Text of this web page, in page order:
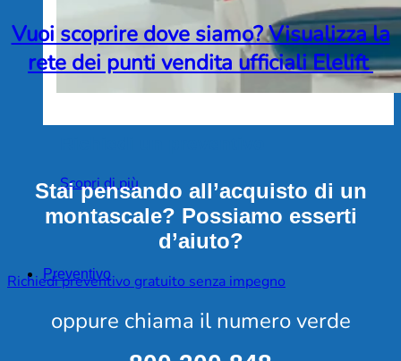
Scopri di più
Preventivo
Vuoi scoprire dove siamo? Visualizza la
rete dei punti vendita ufficiali Elelift
Stai pensando all’acquisto di un
montascale? Possiamo esserti
d’aiuto?
Richiedi preventivo gratuito senza impegno
oppure chiama il numero verde